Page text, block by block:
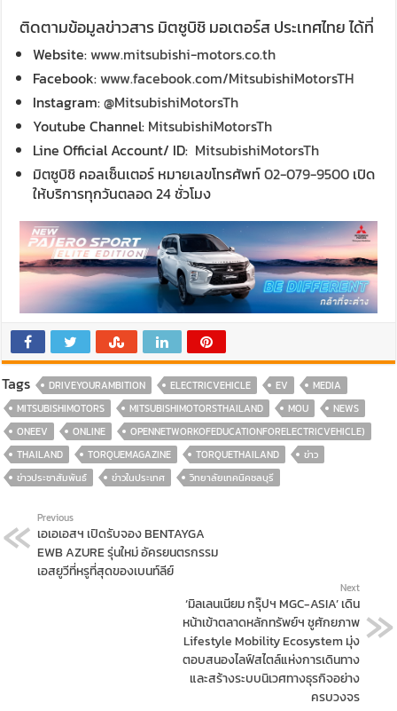
ติดตามข้อมูลข่าวสาร มิตซูบิชิ มอเตอร์ส ประเทศไทย ได้ที่
Website:www.mitsubishi-motors.co.th
Facebook:www.facebook.com/MitsubishiMotorsTH
Instagram:@MitsubishiMotorsTh
Youtube Channel: MitsubishiMotorsTh
Line Official Account/ ID: MitsubishiMotorsTh
มิตซูบิชิ คอลเซ็นเตอร์ หมายเลขโทรศัพท์02-079-9500 เปิด
ให้บริการทุกวันตลอด 24 ชั่วโมง
Tags DRIVEYOURAMBITION ELECTRICVEHICLE EV
MEDIA
MITSUBISHIMOTORS
MITSUBISHIMOTORSTHAILAND MOU
NEWS
ONEEV
ONLINE
OPENNETWORKOFEDUCATIONFORELECTRICVEHICLE)
THAILAND
TORQUEMAGAZINE TORQUETHAILAND
ข่าว
ข่าวประชาสัมพันธ์
ข่าวในประเทศ วิทยาลัยเทคนิคชลบุรี
Previous
เอเอเอสฯ เปิดรับจอง BENTAYGA
EWB AZURE รุ่นใหม่ อัครยนตรกรรม
เอสยูวีที่หรูที่สุดของเบนท์ลีย์
Next
‘มิลเลนเนียม กรุ๊ปฯ MGC-ASIA’ เดิน
หน้าเข้าตลาดหลักทรัพย์ฯ ชูศักยภาพ
Lifestyle Mobility Ecosystem มุ่ง
ตอบสนองไลฟ์สไตล์แห่งการเดินทาง
และสร้างระบบนิเวศทางธุรกิจอย่าง
ครบวงจร